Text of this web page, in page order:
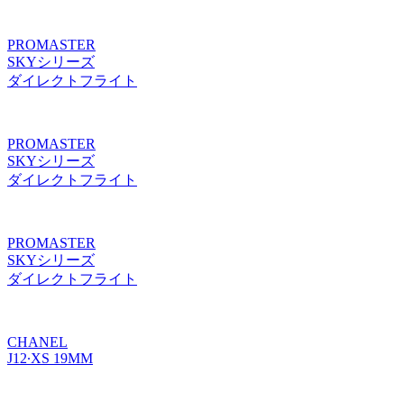
PROMASTER
SKYシリーズ
ダイレクトフライト
PROMASTER
SKYシリーズ
ダイレクトフライト
PROMASTER
SKYシリーズ
ダイレクトフライト
CHANEL
J12∙XS 19MM